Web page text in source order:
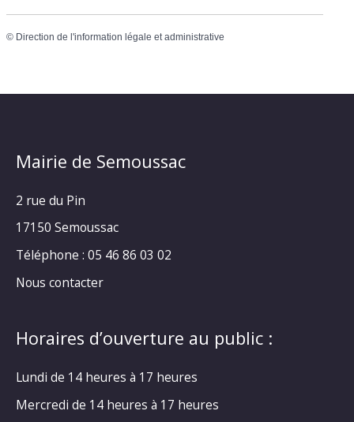
© Direction de l'information légale et administrative
Mairie de Semoussac
2 rue du Pin
17150 Semoussac
Téléphone : 05 46 86 03 02
Nous contacter
Horaires d’ouverture au public :
Lundi de 14 heures à 17 heures
Mercredi de 14 heures à 17 heures